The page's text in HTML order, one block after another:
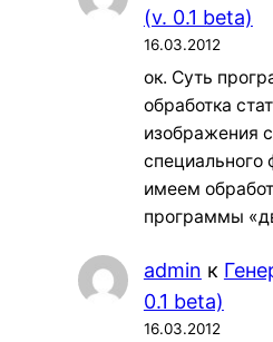
(v. 0.1 beta)
16.03.2012
ок. Суть
обработка
изображения
специального
имеем
программы
admin к
0.1 beta)
16.03.2012